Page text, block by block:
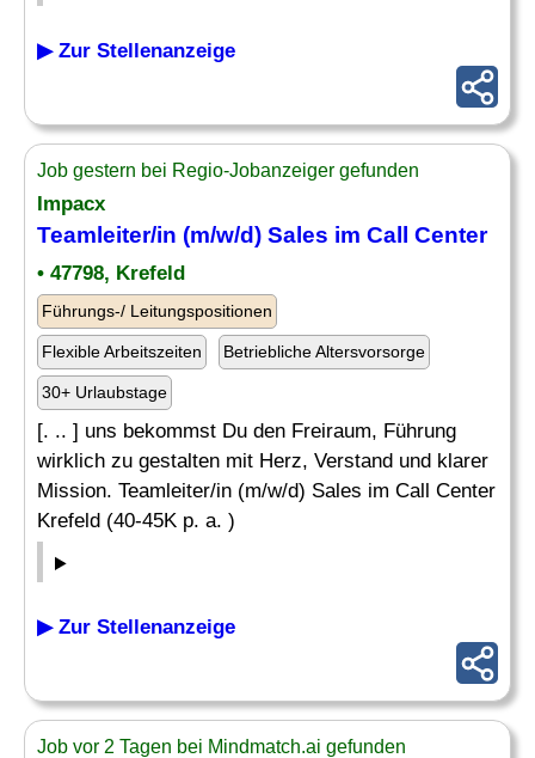
▶ Zur Stellenanzeige
Job gestern bei Regio-Jobanzeiger gefunden
Impacx
Teamleiter/in (m/w/d) Sales im Call Center
• 47798, Krefeld
Führungs-/ Leitungspositionen
Flexible Arbeitszeiten Betriebliche Altersvorsorge
30+ Urlaubstage
[. .. ] uns bekommst Du den Freiraum, Führung
wirklich zu gestalten mit Herz, Verstand und klarer
Mission. Teamleiter/in (m/w/d) Sales im Call Center
Krefeld (40-45K p. a. )
▶ Zur Stellenanzeige
Job vor 2 Tagen bei Mindmatch.ai gefunden